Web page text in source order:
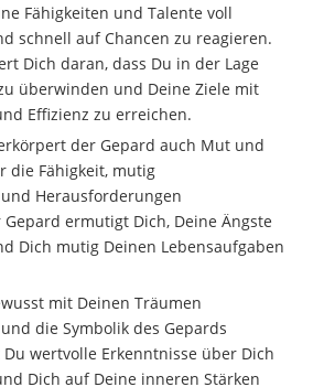
Fähigkeiten und Talente voll
schnell auf Chancen zu reagieren.
Dich daran, dass Du in der Lage
überwinden und Deine Ziele mit
Effizienz zu erreichen.
der Gepard auch Mut und
die Fähigkeit, mutig
Herausforderungen
ermutigt Dich, Deine Ängste
Dich mutig Deinen Lebensaufgaben
mit Deinen Träumen
die Symbolik des Gepards
wertvolle Erkenntnisse über Dich
Dich auf Deine inneren Stärken